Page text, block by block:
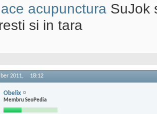
ace acupunctura SuJok
si in tara
2011, 18:12
Obelix
Membru SeoPedia